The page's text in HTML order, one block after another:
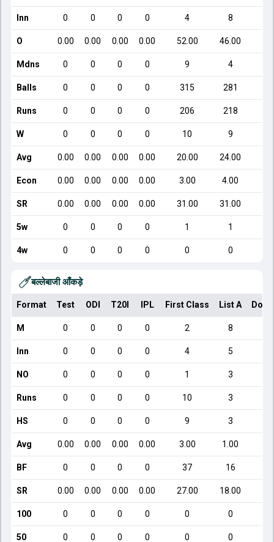
Inn 0 0 0 0 4 8
O 0.00 0.00 0.00 0.00 52.00 46.00
Mdns 0 0 0 0 9 4
Balls 0 0 0 0 315 281
Runs 0 0 0 0 206 218
W 0 0 0 0 10 9
Avg 0.00 0.00 0.00 0.00 20.00 24.00
Econ 0.00 0.00 0.00 0.00 3.00 4.00
SR 0.00 0.00 0.00 0.00 31.00 31.00
5w 0 0 0 0 1 1
4w 0 0 0 0 0 0
बल्लेबाजी आँकड़े
Format Test ODI T20I IPL First Class List A
M 0 0 0 0 2 8
Inn 0 0 0 0 4 5
NO 0 0 0 0 1 3
Runs 0 0 0 0 10 3
HS 0 0 0 0 9 3
Avg 0.00 0.00 0.00 0.00 3.00 1.00
BF 0 0 0 0 37 16
SR 0.00 0.00 0.00 0.00 27.00 18.00
100 0 0 0 0 0 0
50 0 0 0 0 0 0